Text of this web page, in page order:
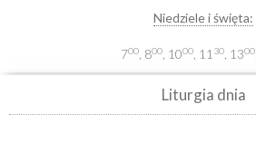
Niedziele i święta:
700 , 800 , 1000 , 11 30 , 1300
Liturgia dnia